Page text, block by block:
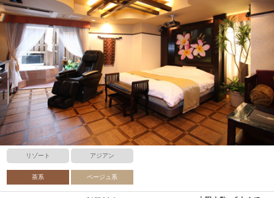
リゾート アジアン
茶系 ベージュ系